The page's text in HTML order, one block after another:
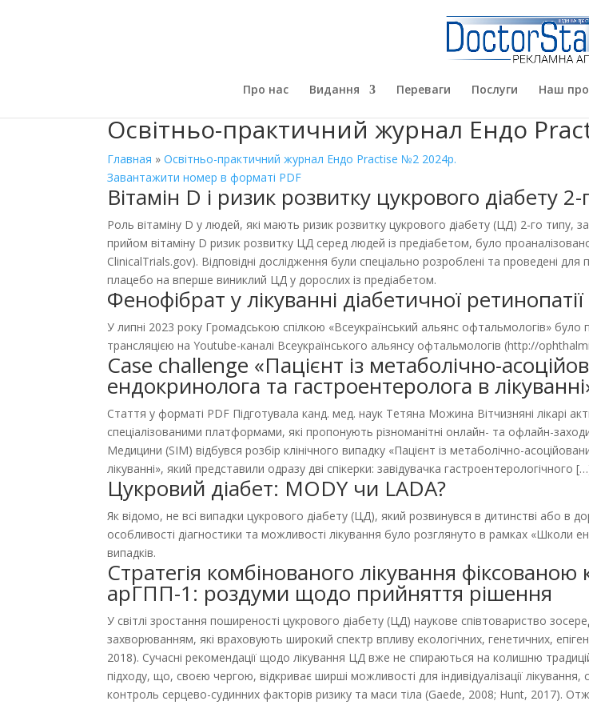
Про нас Видання Переваги Послуги Наш
Освітньо-практичний журнал Ендо
Главная »Освітньо-практичний журнал Ендо Practise №2 2024р.
Завантажити номер в форматі PDF
Вітамін D і ризик розвитку цукрового діабету
Роль вітаміну D у людей, які мають ризик розвитку цукрового діабету (ЦД) 2-го типу,
прийом вітаміну D ризик розвитку ЦД серед людей із предіабетом, було
ClinicalTrials.gov). Відповідні дослідження були спеціально розроблені та проведені
плацебо на вперше виниклий ЦД у дорослих із предіабетом.
Фенофібрат у лікуванні діабетичної
У липні 2023 року Громадською спілкою «Всеукраїнський альянс офтальмологів» було
трансляцією на Youtube-каналі Всеукраїнського альянсу офтальмологів (http://
Case challenge «Пацієнт із метаболічно-
ендокринолога та гастроентеролога в
Стаття у форматі PDF Підготувала канд. мед. наук Тетяна Можина Вітчизняні лікарі
спеціалізованими платформами, які пропонують різноманітні онлайн- та офлайн-
Медицини (SIM) відбувся розбір клінічного випадку «Пацієнт із метаболічно-
лікуванні», який представили одразу дві спікерки: завідувачка гастроентерологічного
Цукровий діабет: MODY чи LADA?
Як відомо, не всі випадки цукрового діабету (ЦД), який розвинувся в дитинстві або в
особливості діагностики та можливості лікування було розглянуто в рамках «Школи
випадків.
Стратегія комбінованого лікування фіксованою
арГПП-1: роздуми щодо прийняття рішення
У світлі зростання поширеності цукрового діабету (ЦД) наукове співтовариство
захворюванням, які враховують широкий спектр впливу екологічних, генетичних,
2018). Сучасні рекомендації щодо лікування ЦД вже не спираються на колишню
підходу, що, своєю чергою, відкриває ширші можливості для індивідуалізації лікування,
контроль серцево-судинних факторів ризику та маси тіла (Gaede, 2008; Hunt, 2017).